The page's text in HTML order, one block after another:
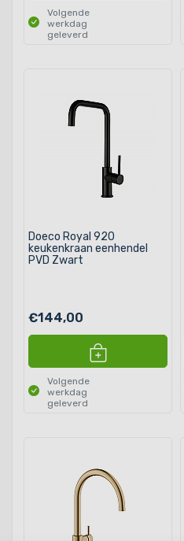
Volgende
werkdag
geleverd
Doeco Royal 920
keukenkraan eenhendel
PVD Zwart
€144,00
Volgende
werkdag
geleverd